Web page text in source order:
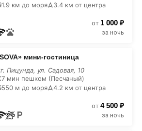
1.9 км до моря
3.4 км от центра
от 1 000 ₽
за ночь
мини-гостиница
г. Пицунда, ул. Садовая, 10
7 мин пешком (Песчаный)
550 м до моря
4.2 км от центра
от 4 500 ₽
за ночь